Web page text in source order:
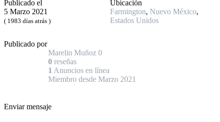
Publicado el
5 Marzo 2021
( 1983 días atrás )
Ubicación
Farmington, Nuevo México,
Estados Unidos
Publicado por
Marelin Muñoz 0
0 reseñas
1 Anuncios en línea
Miembro desde Marzo 2021
Enviar mensaje